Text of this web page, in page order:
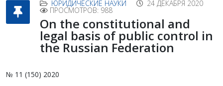
ЮРИДИЧЕСКИЕ НАУКИ 24 ДЕКАБРЯ 2020
ПРОСМОТРОВ: 988
On the constitutional and
legal basis of public control in
the Russian Federation
№ 11 (150) 2020